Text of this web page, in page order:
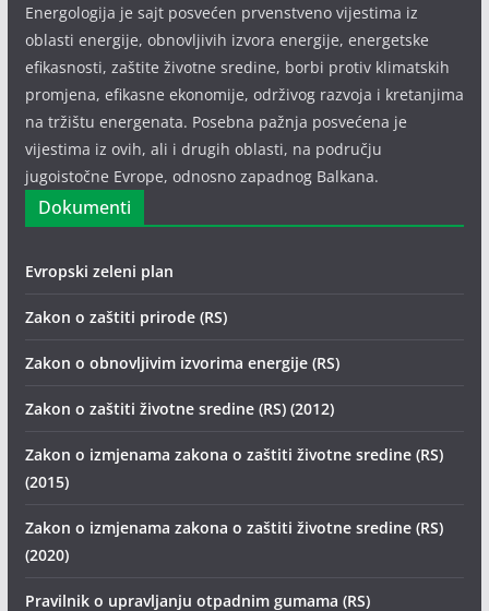
Energologija je sajt posvećen prvenstveno vijestima iz
oblasti energije, obnovljivih izvora energije, energetske
efikasnosti, zaštite životne sredine, borbi protiv klimatskih
promjena, efikasne ekonomije, održivog razvoja i kretanjima
na tržištu energenata. Posebna pažnja posvećena je
vijestima iz ovih, ali i drugih oblasti, na području
jugoistočne Evrope, odnosno zapadnog Balkana.
Dokumenti
Evropski zeleni plan
Zakon o zaštiti prirode (RS)
Zakon o obnovljivim izvorima energije (RS)
Zakon o zaštiti životne sredine (RS) (2012)
Zakon o izmjenama zakona o zaštiti životne sredine (RS)
(2015)
Zakon o izmjenama zakona o zaštiti životne sredine (RS)
(2020)
Pravilnik o upravljanju otpadnim gumama (RS)